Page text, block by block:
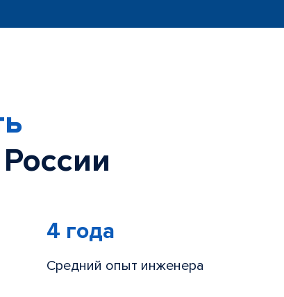
4 года
Средний опыт инженера